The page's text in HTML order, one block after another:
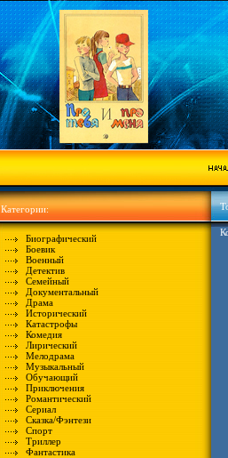
Категории:
Биографический
Боевик
Военный
Детектив
Семейный
Документальный
Драма
Исторический
Катастрофы
Комедия
Лирический
Мелодрама
Музыкальный
Обучающий
Приключения
Романтический
Сериал
Сказка/Фэнтези
Спорт
Триллер
Фантастика